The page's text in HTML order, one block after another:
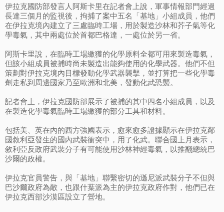
伊拉克國防部發言人阿斯卡里在記者會上說，軍事情報部門經過
長達三個月的監視後，拘捕了案中五名「基地」小組成員，他們
在伊拉克境內建立了三處臨時工場，用於製造沙林和芥子氣等化
學毒氣，其中兩處位於首都巴格達，一處位於另一省。
阿斯卡里說，在臨時工場繳獲的化學原料全都可用來製造毒氣，
但該小組成員被捕時尚未製造出能夠使用的化學武器。他們不但
策劃對伊拉克境內目標發動化學武器襲擊，並打算把一些化學毒
劑走私到周邊國家乃至歐洲和北美，發動化武恐襲。
記者會上，伊拉克國防部展示了被捕的其中四名小組成員，以及
在製造化學毒氣臨時工場繳獲的部分工具和材料。
包括美、英在內的西方強國表示，愈來愈多證據顯示在伊拉克鄰
國敘利亞發生的國內武裝衝突中，用了化武。聯合國上月表示，
敘利亞反政府武裝分子有可能使用沙林神經毒氣，以推翻總統巴
沙爾的政權。
伊拉克官員警告，與「基地」聯繫密切的遜尼派武裝分子不但與
巴沙爾政府為敵，也跟什葉派為主的伊拉克政府作對，他們已在
伊拉克西部沙漠區設立了營地。